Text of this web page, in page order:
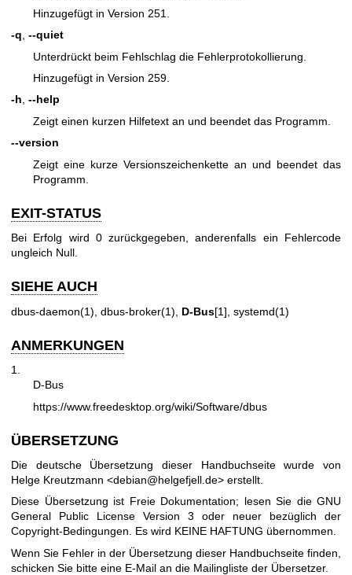
Hinzugefügt in Version 251.
-q, --quiet
Unterdrückt beim Fehlschlag die Fehlerprotokollierung.
Hinzugefügt in Version 259.
-h, --help
Zeigt einen kurzen Hilfetext an und beendet das Programm.
--version
Zeigt eine kurze Versionszeichenkette an und beendet das
Programm.
EXIT-STATUS
Bei Erfolg wird 0 zurückgegeben, anderenfalls ein Fehlercode
ungleich Null.
SIEHE AUCH
dbus-daemon(1) dbus-broker(1) D-Bus[1], systemd(1)
ANMERKUNGEN
1.
D-Bus
https://www.freedesktop.org/wiki/Software/dbus
ÜBERSETZUNG
Die deutsche Übersetzung dieser Handbuchseite wurde von
Helge Kreutzmann <debian@helgefjell.de> erstellt.
Diese Übersetzung ist Freie Dokumentation; lesen Sie die GNU
General Public License Version 3 oder neuer bezüglich der
Copyright-Bedingungen. Es wird KEINE HAFTUNG übernommen.
Wenn Sie Fehler in der Übersetzung dieser Handbuchseite finden,
schicken Sie bitte eine E-Mail an die Mailingliste der Übersetzer.